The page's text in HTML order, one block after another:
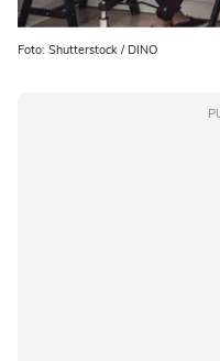
Foto: Shutterstock / DINO